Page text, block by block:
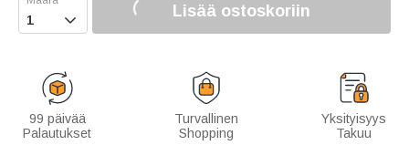
 Lisää ostoskoriin
99 päivää
Palautukset
Turvallinen
Shopping
Yksityisyys
Takuu